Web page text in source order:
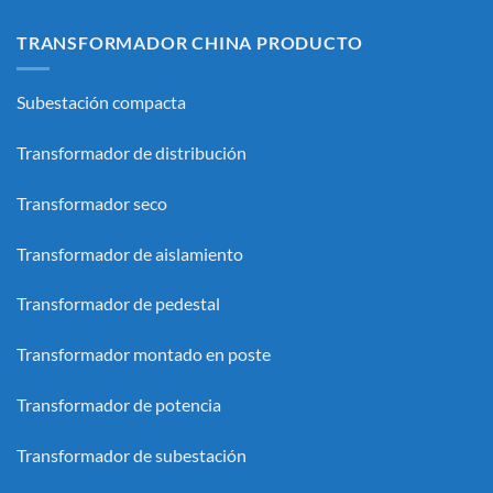
TRANSFORMADOR CHINA PRODUCTO
Subestación compacta
Transformador de distribución
Transformador seco
Transformador de aislamiento
Transformador de pedestal
Transformador montado en poste
Transformador de potencia
Transformador de subestación